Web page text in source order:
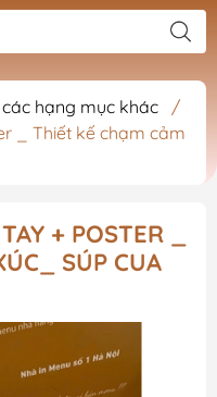
hạng mục khác
/
_ Thiết kế chạm cảm
+ POSTER _
SÚP CUA